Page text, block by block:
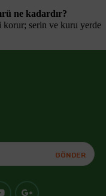
ne kadardır?
korur; serin ve kuru yerde
GÖNDER